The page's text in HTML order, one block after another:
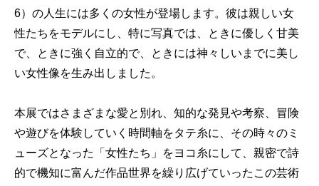
6）の人生には多くの女性が登場します。彼は親しい女
性たちをモデルにし、特に写真では、ときに優しく甘美
で、ときに強く自立的で、ときには神々しいまでに美し
い女性像を生み出しました。
本展ではさまざまな愛と別れ、知的な発見や考察、冒険
や遊びを体験していく時間軸をタテ糸に、その時々のミ
ューズとなった「女性たち」をヨコ糸にして、親密で詩
的で機知に富んだ作品世界を繰り広げていったこの芸術